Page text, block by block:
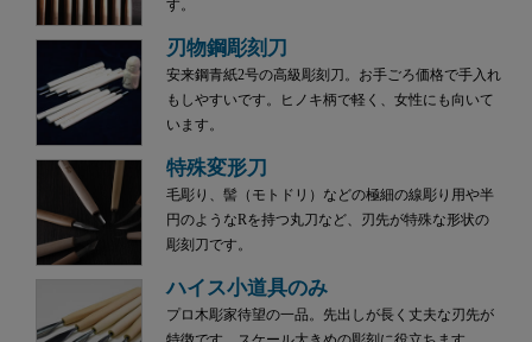
す。
刃物鋼彫刻刀
安来鋼青紙2号の高級彫刻刀。お手ごろ価格で手入れ
もしやすいです。ヒノキ柄で軽く、女性にも向いて
います。
特殊変形刀
毛彫り、髻（モトドリ）などの極細の線彫り用や半
円のようなRを持つ丸刀など、刃先が特殊な形状の
彫刻刀です。
ハイス小道具のみ
プロ木彫家待望の一品。先出しが長く丈夫な刃先が